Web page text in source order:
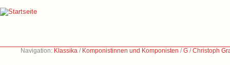
Navigation: Klassika / Komponistinnen und Komponisten /G /Christoph